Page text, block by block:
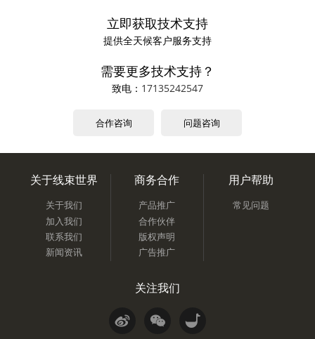
立即获取技术支持
提供全天候客户服务支持
需要更多技术支持？
致电： 17135242547
合作咨询 问题咨询
关于线束世界
关于我们
加入我们
联系我们
新闻资讯
商务合作
产品推广
合作伙伴
版权声明
广告推广
用户帮助
常见问题
关注我们